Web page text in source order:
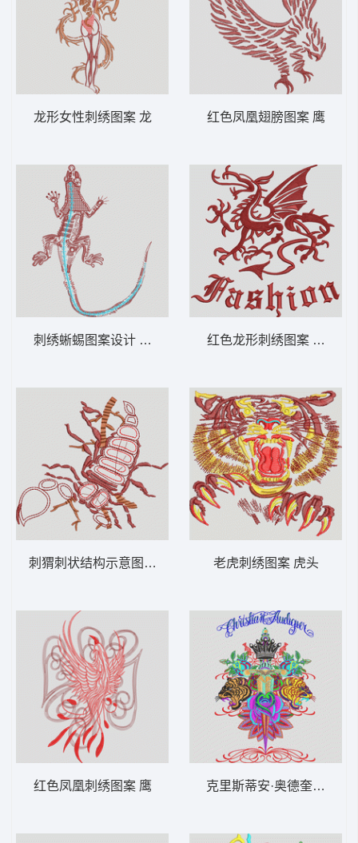
龙形女性刺绣图案 龙
刺绣蜥蜴图案设计 壁虎
刺猬刺状结构示意图 蝎子
红色凤凰刺绣图案 鹰
红色凤凰翅膀图案 鹰
红色龙形刺绣图案 凤凰
老虎刺绣图案 虎头
克里斯蒂安·奥德奎尔刺绣